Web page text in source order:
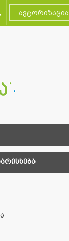
ავტორიზაცია